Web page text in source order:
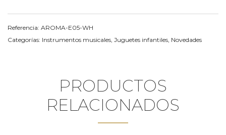
Referencia: AROMA-E05-WH
Categorías: Instrumentos musicales Juguetes infantiles Novedades
PRODUCTOS
RELACIONADOS